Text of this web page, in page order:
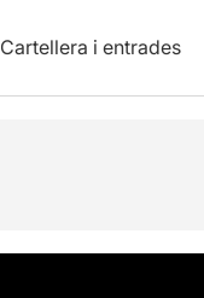
Cartellera i entrades